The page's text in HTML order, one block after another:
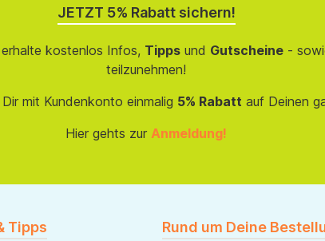
JETZT 5% Rabatt sichern!
kostenlos Infos, Tippsund Gutscheine-
teilzunehmen!
mit Kundenkonto einmalig 5% Rabatt auf Deinen
Hier gehts zur Anmeldung!
Tipps Rund um Deine